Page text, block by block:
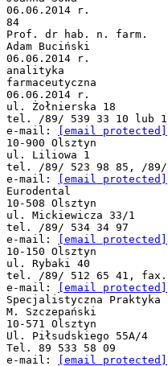
06.06.2014 r.
84
Prof. dr hab. n. farm.
Adam Buciński
06.06.2014 r.
analityka
farmaceutyczna
06.06.2014 r.
ul. Żołnierska 18
tel. /89/ 539 33 10 lub
e-mail:
[email protected]
10-900 Olsztyn
ul. Liliowa 1
tel. /89/ 523 98 85, /89/
e-mail:
[email protected]
Eurodental
10-508 Olsztyn
ul. Mickiewicza 33/1
tel. /89/ 534 34 97
e-mail:
[email protected]
10-150 Olsztyn
ul. Rybaki 40
tel. /89/ 512 65 41, fax.
e-mail:
[email protected]
Specjalistyczna Praktyka
M. Szczepański
10-571 Olsztyn
Ul. Piłsudskiego 55A/4
Tel. 89 533 58 09
e-mail:
[email protected]